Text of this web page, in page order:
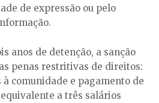
de expressão ou pelo
anos de detenção, a sanção
penas restritivas de direitos:
comunidade e pagamento de
a três salários